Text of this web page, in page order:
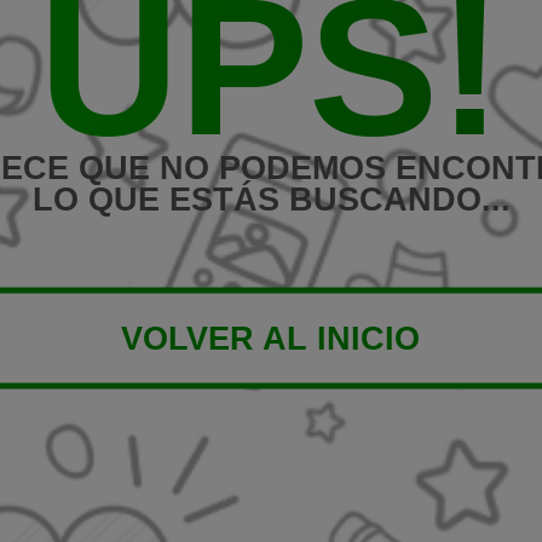
UPS!
QUE NO PODEMOS
LO QUE ESTÁS BUSCANDO...
VOLVER AL INICIO